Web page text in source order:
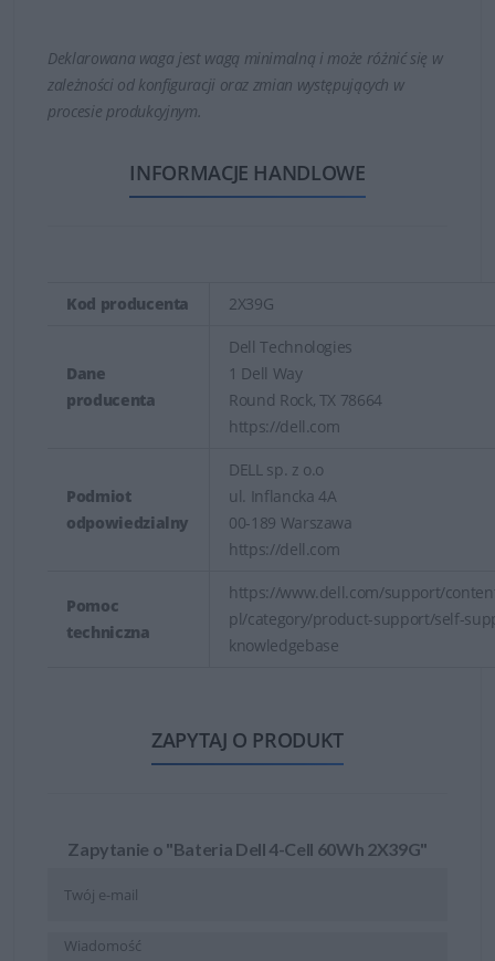
Deklarowana waga jest wagą minimalną i może różnić się w
zależności od konfiguracji oraz zmian występujących w
procesie produkcyjnym.
INFORMACJE HANDLOWE
Kod producenta 2X39G
Dane
producenta
Dell Technologies
1 Dell Way
Round Rock, TX 78664
https://dell.com
Podmiot
odpowiedzialny
DELL sp. z o.o
ul. Inflancka 4A
00-189 Warszawa
https://dell.com
Pomoc
techniczna
https://www.dell.com/support/
pl/category/product-support/self-
knowledgebase
ZAPYTAJ O PRODUKT
Zapytanie o "Bateria Dell 4-Cell 60Wh 2X39G"